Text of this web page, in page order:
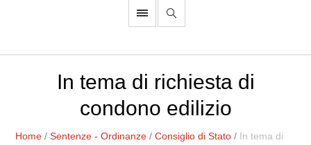
In tema di richiesta di
condono edilizio
Home /Sentenze - Ordinanze /Consiglio di Stato / In tema di